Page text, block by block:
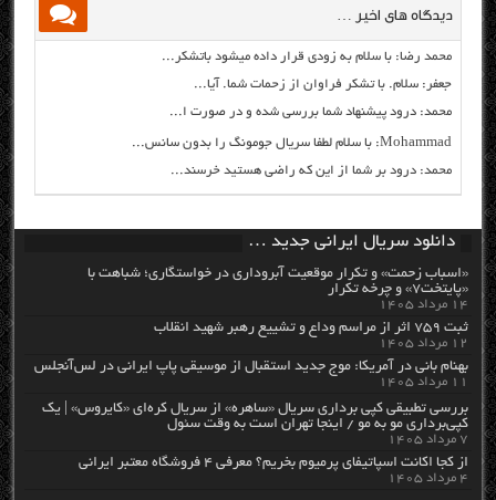
دیدگاه های اخیر …
محمد رضا: با سلام به زودی قرار داده میشود باتشکر...
جعفر: سلام. با تشکر فراوان از زحمات شما. آیا...
محمد: درود پیشنهاد شما بررسی شده و در صورت ا...
Mohammad: با سلام لطفا سریال جومونگ را بدون سانس...
محمد: درود بر شما از این که راضی هستید خرسند...
دانلود سریال ایرانی جدید …
«اسباب زحمت» و تکرار موقعیت آبروداری در خواستگاری؛ شباهت با
«پایتخت۷» و چرخه تکرار
۱۴ مرداد ۱۴۰۵
ثبت ۷۵۹ اثر از مراسم وداع و تشییع رهبر شهید انقلاب
۱۲ مرداد ۱۴۰۵
بهنام بانی در آمریکا: موج جدید استقبال از موسیقی پاپ ایرانی در لس‌آنجلس
۱۱ مرداد ۱۴۰۵
بررسی تطبیقی کپی برداری سریال «ساهره» از سریال کره‌ای «کایروس» | یک
کپی‌برداری مو به مو / اینجا تهران است به وقت سئول
۷ مرداد ۱۴۰۵
از کجا اکانت اسپاتیفای پرمیوم بخریم؟ معرفی ۴ فروشگاه معتبر ایرانی
۴ مرداد ۱۴۰۵